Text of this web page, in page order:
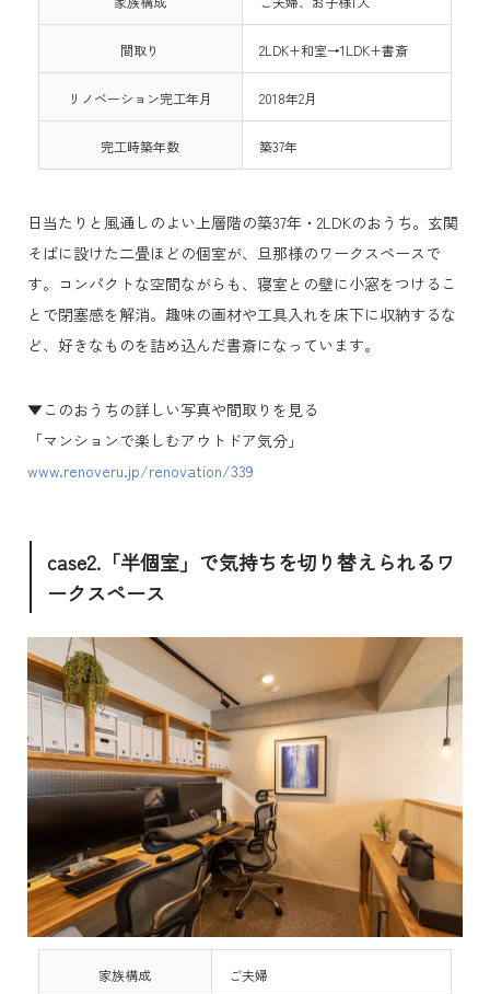
間取り 2LDK+和室→1LDK+書斎
リノベーション完工年月 2018年2月
完工時築年数 築37年
日当たりと風通しのよい上層階の築37年・2LDKのおうち。玄関
そばに設けた二畳ほどの個室が、旦那様のワークスペースで
す。コンパクトな空間ながらも、寝室との壁に小窓をつけるこ
とで閉塞感を解消。趣味の画材や工具入れを床下に収納するな
ど、好きなものを詰め込んだ書斎になっています。
▼このおうちの詳しい写真や間取りを見る
「マンションで楽しむアウトドア気分」
www.renoveru.jp/renovation/339
case2.「半個室」で気持ちを切り替えられるワ
ークスペース
家族構成 ご夫婦